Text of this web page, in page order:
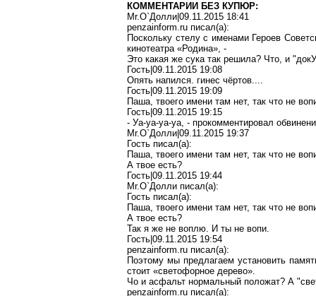
КОММЕНТАРИИ БЕЗ КУПЮР:
Mr.O`Долли|09.11.2015 18:41
penzainform.ru писал(a):
Поскольку стелу с именами Героев
кинотеатра «Родина», -
Это какая же сука так решила? Что, и
Гость|09.11.2015 19:08
Опять напился. гинес чёртов....
Гость|09.11.2015 19:09
Паша, твоего имени там нет, так что не
Гость|09.11.2015 19:15
- Уа-уа-уа-уа, - прокомментировал
Mr.O`Долли|09.11.2015 19:37
Гость писал(a):
Паша, твоего имени там нет, так что не
А твое есть?
Гость|09.11.2015 19:44
Mr.O`Долли писал(a):
Гость писал(a):
Паша, твоего имени там нет, так что не
А твое есть?
Так я же не воплю. И ты не вопи.
Гость|09.11.2015 19:54
penzainform.ru писал(a):
Поэтому мы предлагаем установить
стоит «светофорное дерево».
Чо и асфальт нормальный положат? А
penzainform.ru писал(a):